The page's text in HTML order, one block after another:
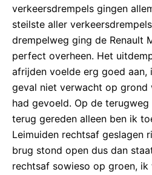
verkeersdrempels gingen
steilste aller
drempelweg ging de Renault
perfect overheen. Het
afrijden voelde erg goed aan,
geval niet verwacht op
had gevoeld. Op de
terug gereden alleen ben ik
Leimuiden rechtsaf geslagen
brug stond open dus dan
rechtsaf sowieso op groen,